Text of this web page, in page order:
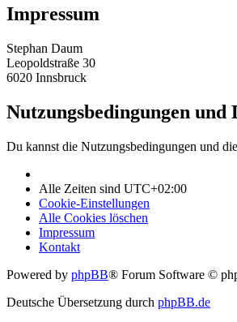
Impressum
Stephan Daum
Leopoldstraße 30
6020 Innsbruck
Nutzungsbedingungen
Du kannst die Nutzungsbedingungen und
Alle Zeiten sind UTC+02:00
Cookie-Einstellungen
Alle Cookies löschen
Impressum
Kontakt
Powered by phpBB® Forum Software ©
Deutsche Übersetzung durch phpBB.de